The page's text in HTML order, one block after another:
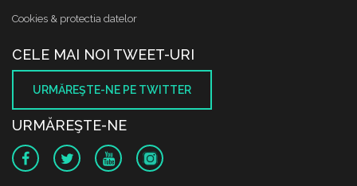
Cookies & protectia datelor
CELE MAI NOI TWEET-URI
URMĂREŞTE-NE PE TWITTER
URMĂREŞTE-NE